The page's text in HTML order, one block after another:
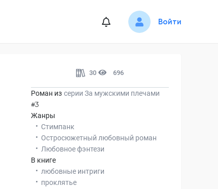
Войти
30 696
Роман из серии За мужскими плечами
#3
Жанры
Стимпанк
Остросюжетный любовный роман
Любовное фэнтези
В книге
любовные интриги
проклятье